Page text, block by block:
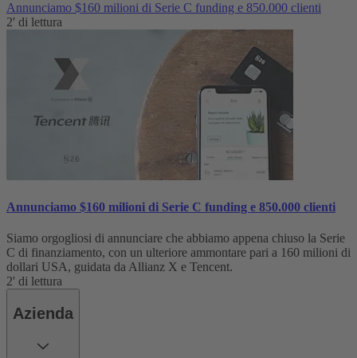
Annunciamo $160 milioni di Serie C funding e 850.000 clienti
2' di lettura
Annunciamo $160 milioni di Serie C funding e 850.000 clienti
Siamo orgogliosi di annunciare che abbiamo appena chiuso la Serie
C di finanziamento, con un ulteriore ammontare pari a 160 milioni di
dollari USA, guidata da Allianz X e Tencent.
2' di lettura
Azienda